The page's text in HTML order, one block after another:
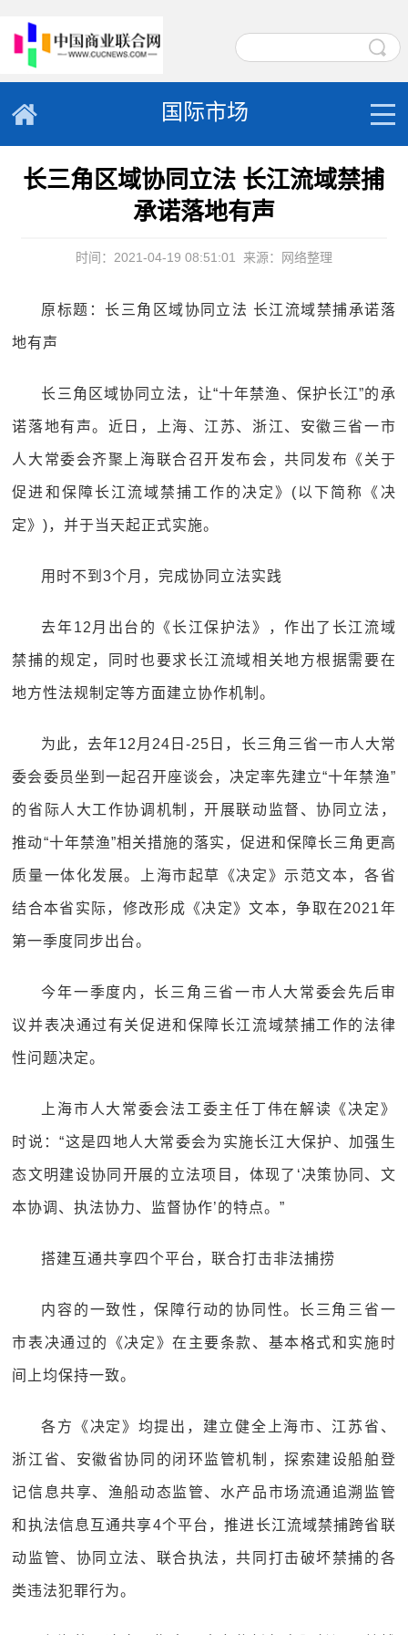
国际市场
长三角区域协同立法 长江流域禁捕
承诺落地有声
时间：2021-04-19 08:51:01 来源：网络整理
原标题：长三角区域协同立法 长江流域禁捕承诺落
地有声
长三角区域协同立法，让“十年禁渔、保护长江”的承
诺落地有声。近日，上海、江苏、浙江、安徽三省一市
人大常委会齐聚上海联合召开发布会，共同发布《关于
促进和保障长江流域禁捕工作的决定》(以下简称《决
定》)，并于当天起正式实施。
用时不到3个月，完成协同立法实践
去年12月出台的《长江保护法》，作出了长江流域
禁捕的规定，同时也要求长江流域相关地方根据需要在
地方性法规制定等方面建立协作机制。
为此，去年12月24日-25日，长三角三省一市人大常
委会委员坐到一起召开座谈会，决定率先建立“十年禁渔”
的省际人大工作协调机制，开展联动监督、协同立法，
推动“十年禁渔”相关措施的落实，促进和保障长三角更高
质量一体化发展。上海市起草《决定》示范文本，各省
结合本省实际，修改形成《决定》文本，争取在2021年
第一季度同步出台。
今年一季度内，长三角三省一市人大常委会先后审
议并表决通过有关促进和保障长江流域禁捕工作的法律
性问题决定。
上海市人大常委会法工委主任丁伟在解读《决定》
时说：“这是四地人大常委会为实施长江大保护、加强生
态文明建设协同开展的立法项目，体现了‘决策协同、文
本协调、执法协力、监督协作’的特点。”
搭建互通共享四个平台，联合打击非法捕捞
内容的一致性，保障行动的协同性。长三角三省一
市表决通过的《决定》在主要条款、基本格式和实施时
间上均保持一致。
各方《决定》均提出，建立健全上海市、江苏省、
浙江省、安徽省协同的闭环监管机制，探索建设船舶登
记信息共享、渔船动态监管、水产品市场流通追溯监管
和执法信息互通共享4个平台，推进长江流域禁捕跨省联
动监管、协同立法、联合执法，共同打击破坏禁捕的各
类违法犯罪行为。